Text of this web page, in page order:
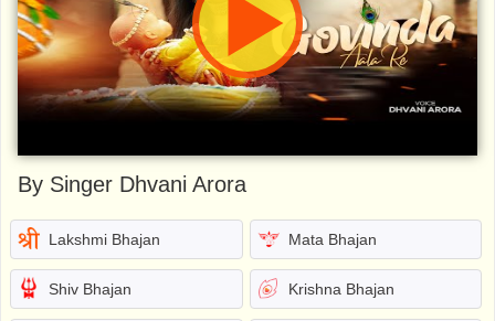
By Singer Dhvani Arora
Lakshmi Bhajan Mata Bhajan
Shiv Bhajan Krishna Bhajan